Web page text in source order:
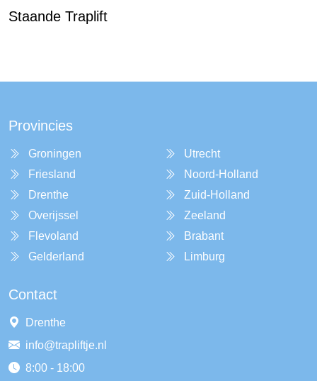
Staande Traplift
Provincies
Groningen
Friesland
Drenthe
Overijssel
Flevoland
Gelderland
Utrecht
Noord-Holland
Zuid-Holland
Zeeland
Brabant
Limburg
Contact
Drenthe
info@trapliftje.nl
8:00 - 18:00